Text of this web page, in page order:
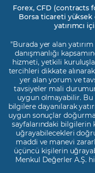
Forex, CFD (contracts
Borsa ticareti
yatırımcı
"Burada yer alan
danışmanlığı
hizmeti, yetkili
tercihleri dikkate
yer alan yorum ve
tavsiyeler mali
uygun olmayabilir. Bu
bilgilere dayanılarak
uygun sonuçlar
sayfalarındaki bilgilerin
uğrayabilecekleri
maddi ve manevi
üçüncü kişilerin
Menkul Değerler A.Ş.